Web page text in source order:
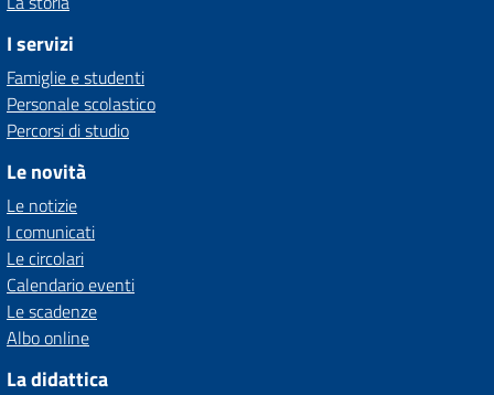
I servizi
Famiglie e studenti
Personale scolastico
Percorsi di studio
Le novità
Le notizie
I comunicati
Le circolari
Calendario eventi
Le scadenze
Albo online
La didattica